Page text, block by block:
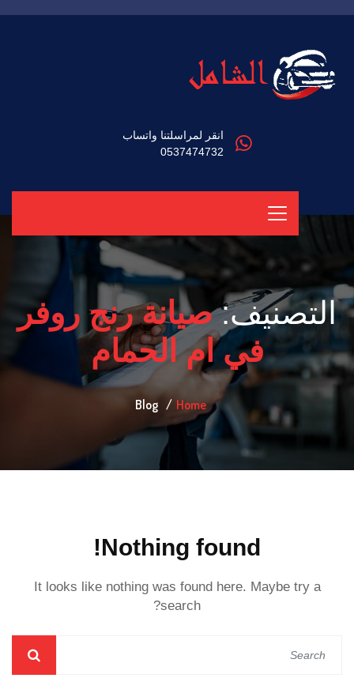
انقر لمراسلتنا واتساب
0537474732
التصنيف:صيانة رنج روفر
في ام الحمام
Home
Blog
Nothing found!
It looks like nothing was found here. Maybe try a
search?